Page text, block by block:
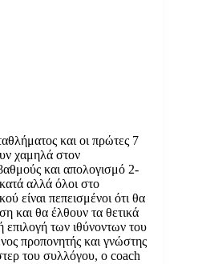
και οι πρώτες 7
χαμηλά στον
και απολογισμό 2-
αλλά όλοι στο
είναι πεπεισμένοι ότι θα
και θα έλθουν τα θετικά
των ιθύνοντων του
προπονητής και γνώστης
του συλλόγου, ο coach